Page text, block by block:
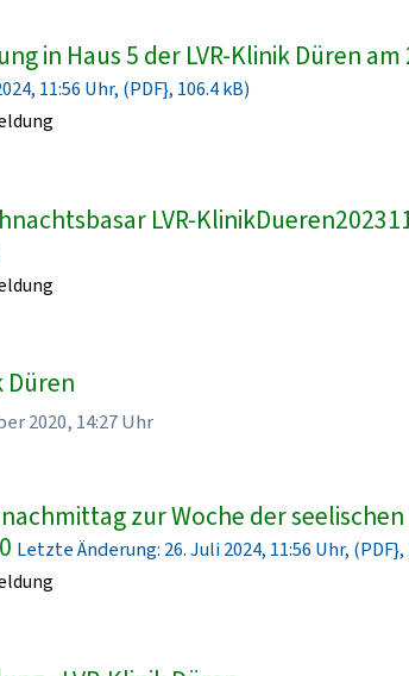
in Haus 5 der LVR-Klinik Düren
11:56 Uhr, (PDF}, 106.4 kB)
LVR-
Düren
2020, 14:27 Uhr
zur Woche der seelischen
Letzte Änderung: 26. Juli 2024, 11:56 Uhr, (PDF},